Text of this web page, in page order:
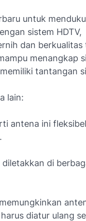
untuk
sistem HDTV,
dan berkualitas
menangkap
tantangan
lain:
antena ini fleksibel
di
diatur ulang